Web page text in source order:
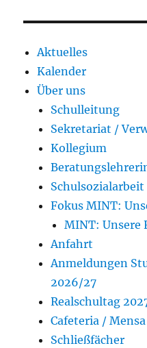
Aktuelles
Kalender
Über uns
Schulleitung
Sekretariat /
Kollegium
Schulsozialarbeit
Fokus MINT:
MINT: Unsere
Anfahrt
Anmeldungen
2026/27
Realschultag
Cafeteria / Mensa
Schließfächer